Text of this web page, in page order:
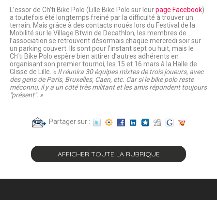
L’essor de Ch’ti Bike Polo (Lille Bike Polo sur leurpage Facebook)
a toutefois été longtemps freiné par la difficulté à trouver un
terrain. Mais grâce à des contacts noués lors du Festival de la
Mobilité sur le Village Btwin de Decathlon, les membres de
l’association se retrouvent désormais chaque mercredi soir sur
un parking couvert. Ils sont pour l’instant sept ou huit, mais le
Ch’ti Bike Polo espère bien attirer d’autres adhérents en
organisant son premier tournoi, les 15 et 16 mars à la Halle de
Glisse de Lille. « Il réunira 30 équipes mixtes de trois joueurs, avec
des gens de Paris, Bruxelles, Caen, etc. Car si le bike polo reste
méconnu, il y a un côté très militant et les amis répondent toujours
"présent". »
Partager sur :
AFFICHER TOUTE LA RUBRIQUE